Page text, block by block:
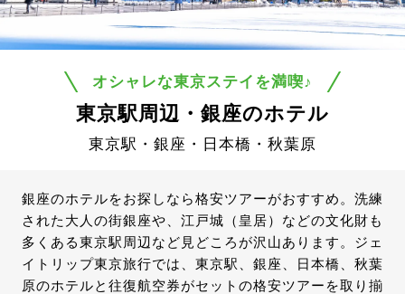
オシャレな東京ステイを満喫♪
東京駅周辺・銀座のホテル
東京駅・銀座・日本橋・秋葉原
銀座のホテルをお探しなら格安ツアーがおすすめ。洗練
された大人の街銀座や、江戸城（皇居）などの文化財も
多くある東京駅周辺など見どころが沢山あります。ジェ
イトリップ東京旅行では、東京駅、銀座、日本橋、秋葉
原のホテルと往復航空券がセットの格安ツアーを取り揃